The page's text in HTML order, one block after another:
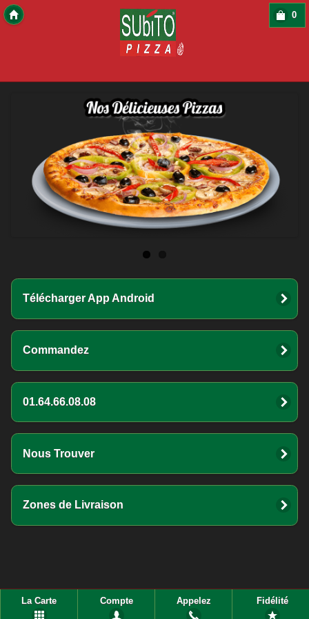
0
Télécharger App Android
Commandez
01.64.66.08.08
Nous Trouver
Zones de Livraison
La Carte Compte Appelez Fidélité
Copyright 2016 Des-Click Com